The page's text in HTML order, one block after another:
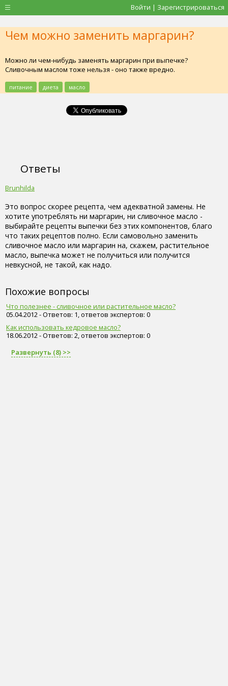
Войти | Зарегистрироваться
Чем можно заменить маргарин?
Можно ли чем-нибудь заменять маргарин при выпечке?
Сливочным маслом тоже нельзя - оно также вредно.
питание диета масло
Ответы
Brunhilda
Это вопрос скорее рецепта, чем адекватной замены. Не
хотите употреблять ни маргарин, ни сливочное масло -
выбирайте рецепты выпечки без этих компонентов, благо
что таких рецептов полно. Если самовольно заменить
сливочное масло или маргарин на, скажем, растительное
масло, выпечка может не получиться или получится
невкусной, не такой, как надо.
Похожие вопросы
Что полезнее - сливочное или растительное масло?
05.04.2012 - Ответов: 1, ответов экспертов: 0
Как использовать кедровое масло?
18.06.2012 - Ответов: 2, ответов экспертов: 0
Развернуть (8) >>